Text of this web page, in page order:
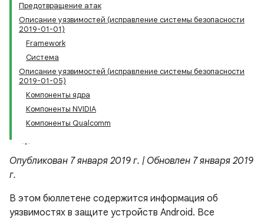
Предотвращение атак
Описание уязвимостей (исправление системы безопасности
2019-01-01)
Framework
Система
Описание уязвимостей (исправление системы безопасности
2019-01-05)
Компоненты ядра
Компоненты NVIDIA
Компоненты Qualcomm
Опубликован 7 января 2019 г. | Обновлен 7 января 2019
г.
В этом бюллетене содержится информация об
уязвимостях в защите устройств Android. Все